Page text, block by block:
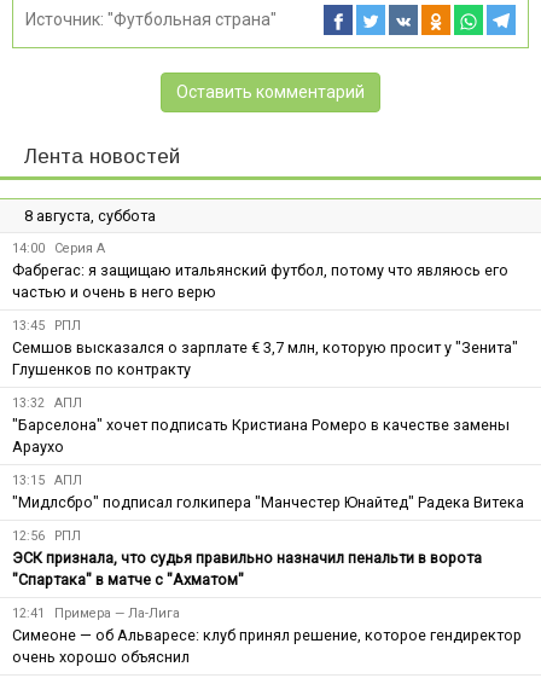
Источник: "Футбольная страна"
Оставить комментарий
Лента новостей
8 августа, суббота
14:00 Серия А
Фабрегас: я защищаю итальянский футбол, потому что являюсь его
частью и очень в него верю
13:45 РПЛ
Семшов высказался о зарплате € 3,7 млн, которую просит у "Зенита"
Глушенков по контракту
13:32 АПЛ
"Барселона" хочет подписать Кристиана Ромеро в качестве замены
Араухо
13:15 АПЛ
"Мидлсбро" подписал голкипера "Манчестер Юнайтед" Радека Витека
12:56 РПЛ
ЭСК признала, что судья правильно назначил пенальти в ворота
"Спартака" в матче с "Ахматом"
12:41 Примера — Ла-Лига
Симеоне — об Альваресе: клуб принял решение, которое гендиректор
очень хорошо объяснил